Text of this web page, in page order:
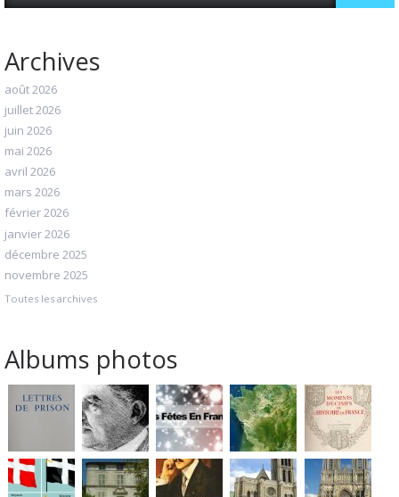
Archives
août 2026
juillet 2026
juin 2026
mai 2026
avril 2026
mars 2026
février 2026
janvier 2026
décembre 2025
novembre 2025
Toutes les archives
Albums photos